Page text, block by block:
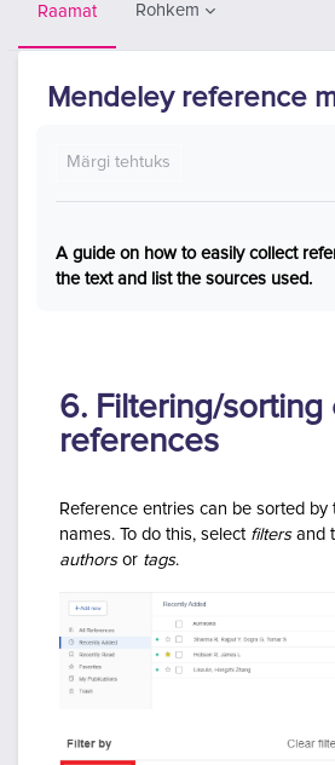
Raamat Rohkem
Mendeley reference
Märgi tehtuks
A guide on how to easily collect
the text and list the sources used.
6. Filtering/sorting
references
Reference entries can be sorted by
names. To do this, select filtersand
authorsor tags.